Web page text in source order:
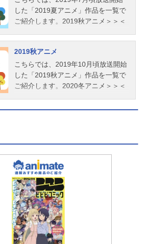
した「2019夏アニメ」作品を一覧で
ご紹介します。2019秋アニメ＞＞＜
2019秋アニメ
こちらでは、2019年10月頃放送開始
した「2019秋アニメ」作品を一覧で
ご紹介します。2020冬アニメ＞＞＜